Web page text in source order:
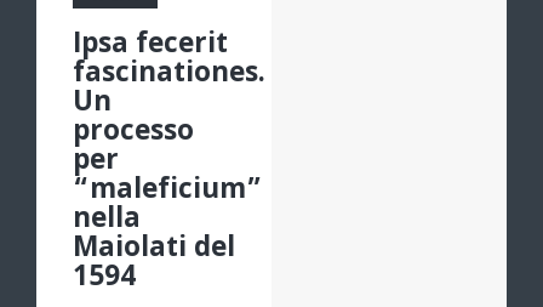
Ipsa fecerit
fascinationes.
Un
processo
per
“maleficium”
nella
Maiolati del
1594